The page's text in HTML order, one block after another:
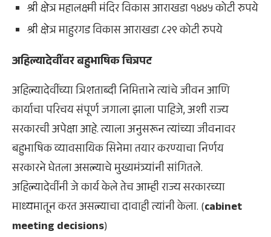
श्री क्षेत्र महालक्ष्मी मंदिर विकास आराखडा १४४५ कोटी रुपये
श्री क्षेत्र माहुरगड विकास आराखडा ८२९ कोटी रुपये
अहिल्यादेवींवर बहुभाषिक चित्रपट
अहिल्यादेवींच्या त्रिशताब्दी निमित्ताने त्यांचे जीवन आणि
कार्याचा परिचय संपूर्ण जगाला झाला पाहिजे, अशी राज्य
सरकारची अपेक्षा आहे. त्याला अनुसरून त्यांच्या जीवनावर
बहुभाषिक व्यावसायिक सिनेमा तयार करण्याचा निर्णय
सरकारने घेतला असल्याचे मुख्यमंत्र्यांनी सांगितले.
अहिल्यादेवींनी जे कार्य केले तेच आम्ही राज्य सरकारच्या
माध्यमातून करत असल्याचा दावाही त्यांनी केला. (cabinet
meeting decisions)